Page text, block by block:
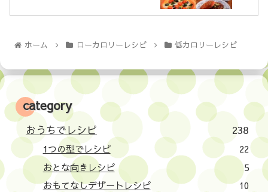
ホーム ローカロリーレシピ 低カロリーレシピ
category
おうちでレシピ 238
1つの型でレシピ
22
おとな向きレシピ
5
おもてなしデザートレシピ
10